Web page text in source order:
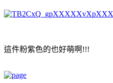
這件粉紫色的也好萌啊!!!